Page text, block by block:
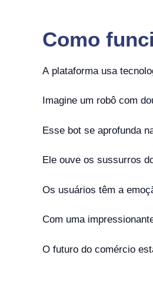
Como
A plataforma usa
Imagine um robô com
Esse bot se aprofunda
Ele ouve os sussurros
Os usuários têm a
Com uma
O futuro do comércio